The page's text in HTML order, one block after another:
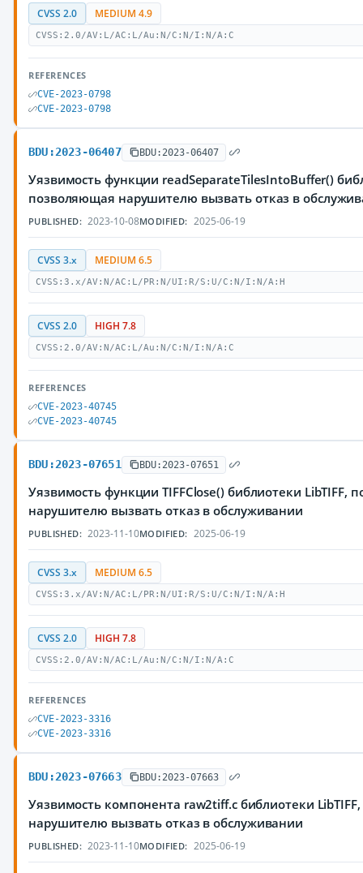
CVSS 2.0 MEDIUM 4.9
CVSS:2.0/AV:L/AC:L/Au:N/C:N/I:N/A:C
REFERENCES
CVE-2023-0798
CVE-2023-0798
BDU:2023-06407 BDU:2023-06407
Уязвимость функции readSeparateTilesIntoBuffer()
позволяющая нарушителю вызвать отказ в
PUBLISHED: 2023-10-08MODIFIED: 2025-06-19
CVSS 3.x MEDIUM 6.5
CVSS:3.x/AV:N/AC:L/PR:N/UI:R/S:U/C:N/I:N/A:H
CVSS 2.0 HIGH 7.8
CVSS:2.0/AV:N/AC:L/Au:N/C:N/I:N/A:C
REFERENCES
CVE-2023-40745
CVE-2023-40745
BDU:2023-07651 BDU:2023-07651
Уязвимость функции TIFFClose() библиотеки LibTIFF,
нарушителю вызвать отказ в обслуживании
PUBLISHED: 2023-11-10MODIFIED: 2025-06-19
CVSS 3.x MEDIUM 6.5
CVSS:3.x/AV:N/AC:L/PR:N/UI:R/S:U/C:N/I:N/A:H
CVSS 2.0 HIGH 7.8
CVSS:2.0/AV:N/AC:L/Au:N/C:N/I:N/A:C
REFERENCES
CVE-2023-3316
CVE-2023-3316
BDU:2023-07663 BDU:2023-07663
Уязвимость компонента raw2tiff.c библиотеки
нарушителю вызвать отказ в обслуживании
PUBLISHED: 2023-11-10MODIFIED: 2025-06-19